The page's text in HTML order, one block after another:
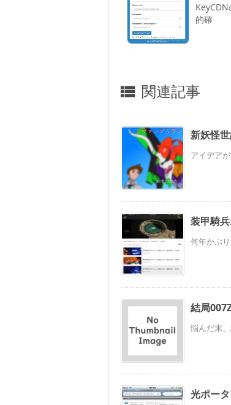
的確
 関連記事
新妖怪
アイデア
装甲騎
何年かぶ
結局
悩んだ末
光ポー